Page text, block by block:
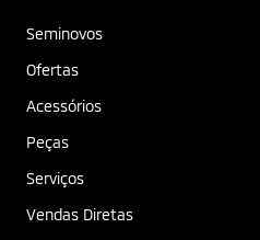
Seminovos
Ofertas
Acessórios
Peças
Serviços
Vendas Diretas